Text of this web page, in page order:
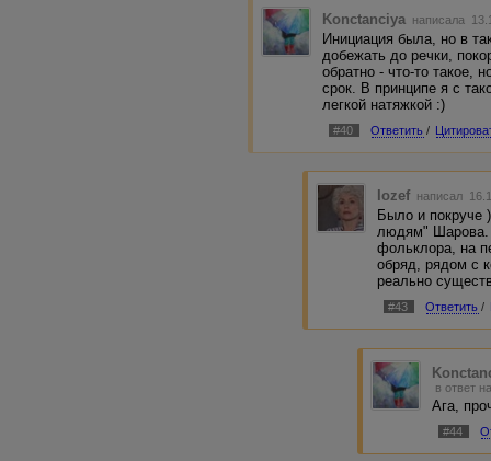
Konctanciya написала
Инициация была, но в
добежать до речки,
обратно - что-то такое,
срок. В принципе я с
легкой натяжкой :)
#40 Ответить /
Iozef написал
Было и покруче
людям" Шарова.
фольклора, на
обряд, рядом с
реально
#43 Ответить /
в ответ
Ага,
#44